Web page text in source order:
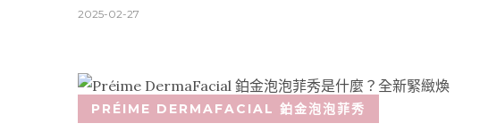
2025-02-27
PRÉIME DERMAFACIAL 鉑金泡泡菲秀